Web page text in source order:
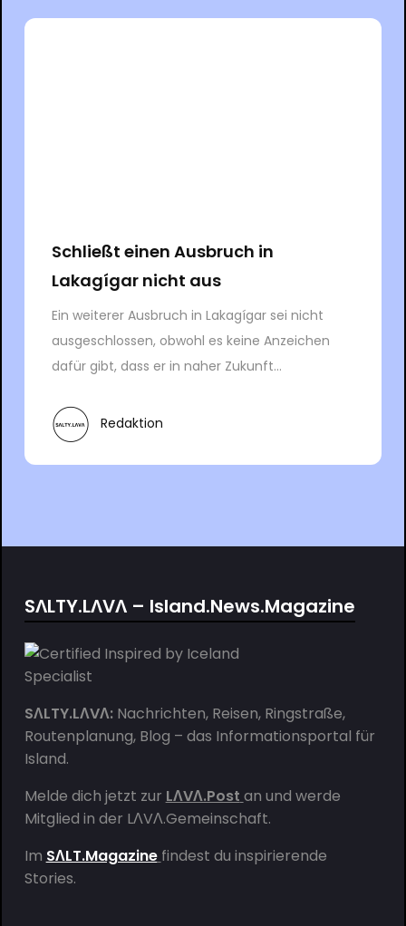
Schließt einen Ausbruch in
Lakagígar nicht aus
Ein weiterer Ausbruch in Lakagígar sei nicht
ausgeschlossen, obwohl es keine Anzeichen
dafür gibt, dass er in naher Zukunft...
Redaktion
SΛLTY.LΛVΛ – Island.News.Magazine
SΛLTY.LΛVΛ:Nachrichten, Reisen, Ringstraße,
Routenplanung, Blog – das Informationsportal für
Island.
Melde dich jetzt zur LΛVΛ.Post an und werde
Mitglied in der LΛVΛ.Gemeinschaft.
Im SΛLT.Magazine findest du inspirierende
Stories.